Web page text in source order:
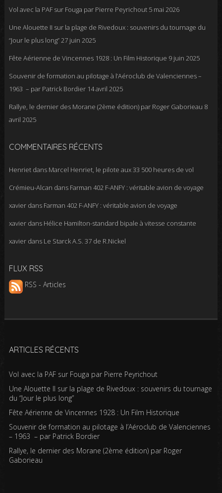
Vol avec la PAF sur Fouga par Pierre Peyrichout 5 mai 2026
Une Alouette II sur la plage de Rivedoux : souvenirs du tournage du
“Jour le plus long”27 juin 2025
Fête Aérienne de Vincennes 1928 : Un Film Historique 9 juin 2025
Souvenir de formation au pilotage à l’Aéroclub de Valenciennes –
1963 – par Patrick Bordier 14 avril 2025
Rallye, le dernier des Morane (2ème édition) par Roger Gaborieau 8
avril 2025
COMMENTAIRES RÉCENTS
Henrietdans Marcel Henriet, le pilote aux 33 500 heures de vol
Crémieu-Alcan dans Farman 402 F-ANFY : véritable avion de voyage
xavierdans Farman 402 F-ANFY : véritable avion de voyage
xavierdans Hélice Hamilton-standard bipale à vitesse constante
xavierdans Le Starck A.S. 37 de R.Nickel
FLUX RSS
RSS - Articles
ARTICLES RÉCENTS
Vol avec la PAF sur Fouga par Pierre Peyrichout
Une Alouette II sur la plage de Rivedoux : souvenirs du tournage
du “Jour le plus long”
Fête Aérienne de Vincennes 1928 : Un Film Historique
Souvenir de formation au pilotage à l’Aéroclub de Valenciennes
– 1963 – par Patrick Bordier
Rallye, le dernier des Morane (2ème édition) par Roger
Gaborieau